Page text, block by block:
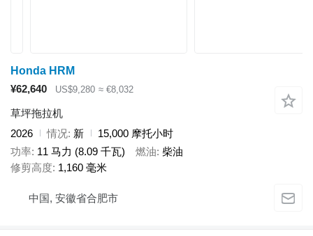
Honda HRM
¥62,640
US$9,280 ≈ €8,032
草坪拖拉机
2026
情况 新
15,000 摩托小时
功率 11 马力 (8.09 千瓦) 燃油 柴油
修剪高度 1,160 毫米
中国, 安徽省合肥市